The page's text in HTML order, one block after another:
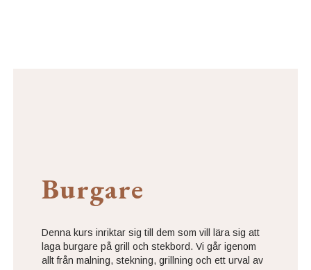
Burgare
Denna kurs inriktar sig till dem som vill lära sig att
laga burgare på grill och stekbord. Vi går igenom
allt från malning, stekning, grillning och ett urval av